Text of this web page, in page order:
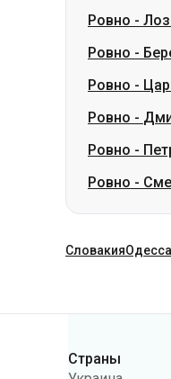
Ровно-
Ровно-
Ровно-
Словакия
Категории
Германия
Чехия